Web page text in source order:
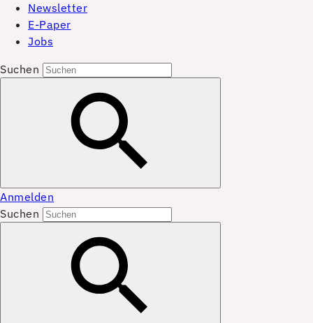
Newsletter
E-Paper
Jobs
Suchen
Anmelden
Suchen